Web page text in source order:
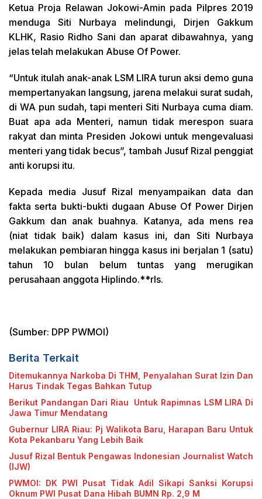
Ketua Proja Relawan Jokowi-Amin pada Pilpres 2019
menduga Siti Nurbaya melindungi, Dirjen Gakkum
KLHK, Rasio Ridho Sani dan aparat dibawahnya, yang
jelas telah melakukan Abuse Of Power.
“Untuk itulah anak-anak LSM LIRA turun aksi demo guna
mempertanyakan langsung, jarena melakui surat sudah,
di WA pun sudah, tapi menteri Siti Nurbaya cuma diam.
Buat apa ada Menteri, namun tidak merespon suara
rakyat dan minta Presiden Jokowi untuk mengevaluasi
menteri yang tidak becus”, tambah Jusuf Rizal penggiat
anti korupsi itu.
Kepada media Jusuf Rizal menyampaikan data dan
fakta serta bukti-bukti dugaan Abuse Of Power Dirjen
Gakkum dan anak buahnya. Katanya, ada mens rea
(niat tidak baik) dalam kasus ini, dan Siti Nurbaya
melakukan pembiaran hingga kasus ini berjalan 1 (satu)
tahun 10 bulan belum tuntas yang merugikan
perusahaan anggota Hiplindo.**rls.
(Sumber: DPP PWMOI)
Berita Terkait
Ditemukannya Narkoba Di THM, Penyalahan Surat Izin Dan
Harus Tindak Tegas Bahkan Tutup
Berikut Pandangan Dari Riau Untuk Rapimnas LSM LIRA Di
Jawa Timur Mendatang
Gubernur LIRA Riau: Pj Walikota Baru, Harapan Baru Untuk
Kota Pekanbaru Yang Lebih Baik
Jusuf Rizal Bentuk Pengawas Indonesian Journalist Watch
(IJW)
PWMOI: DK PWI Pusat Tidak Adil Sikapi Sanksi Korupsi
Oknum PWI Pusat Dana Hibah BUMN Rp. 2,9 M